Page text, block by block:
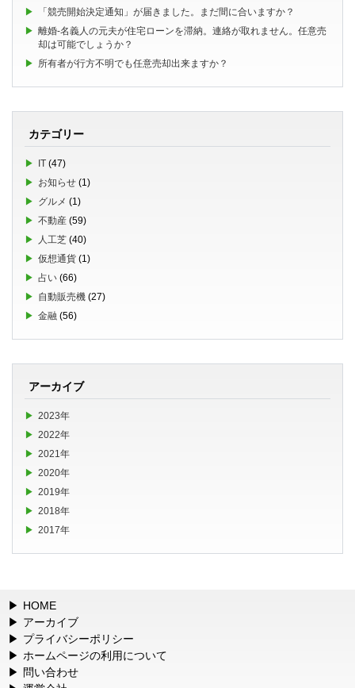
「競売開始決定通知」が届きました。まだ間に合いますか？
離婚-名義人の元夫が住宅ローンを滞納。連絡が取れません。任意売
却は可能でしょうか？
所有者が行方不明でも任意売却出来ますか？
カテゴリー
IT (47)
お知らせ (1)
グルメ (1)
不動産 (59)
人工芝 (40)
仮想通貨 (1)
占い (66)
自動販売機 (27)
金融 (56)
アーカイブ
2023年
2022年
2021年
2020年
2019年
2018年
2017年
HOME
アーカイブ
プライバシーポリシー
ホームページの利用について
問い合わせ